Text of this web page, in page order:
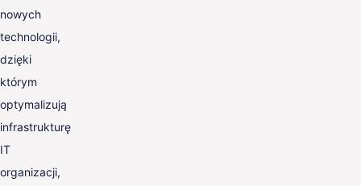
nowych
technologii,
dzięki
którym
optymalizują
infrastrukturę
IT
organizacji,